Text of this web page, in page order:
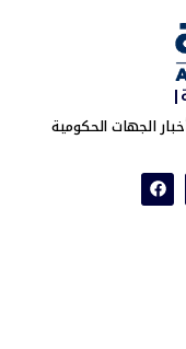
الجهات الحكومية